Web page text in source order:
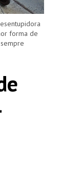
forma de